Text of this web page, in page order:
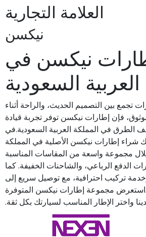
العلامة التجارية
نيكسن
نيكسن في
السعودية
تجمع بين التصميم الحديث، والراحة أثناء
فإن إطارات نيكسن توفر تجربة قيادة
الطرق في المملكة العربية السعودية.في
شراء إطارات نيكسن الأصلية في المملكة
مجموعة واسعة من المقاسات المناسبة
الدفع الرباعي، والشاحنات الخفيفة. كما
تركيب احترافية، مع توصيل سريع إلى
مجموعة إطارات نيكسن المتوفرة
واختر الإطار المناسب لسيارتك بكل ثقة.